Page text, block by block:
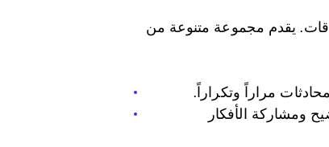
يقدم مجموعة متنوعة من
مراراً وتكراراً.
ومشاركة الأفكار